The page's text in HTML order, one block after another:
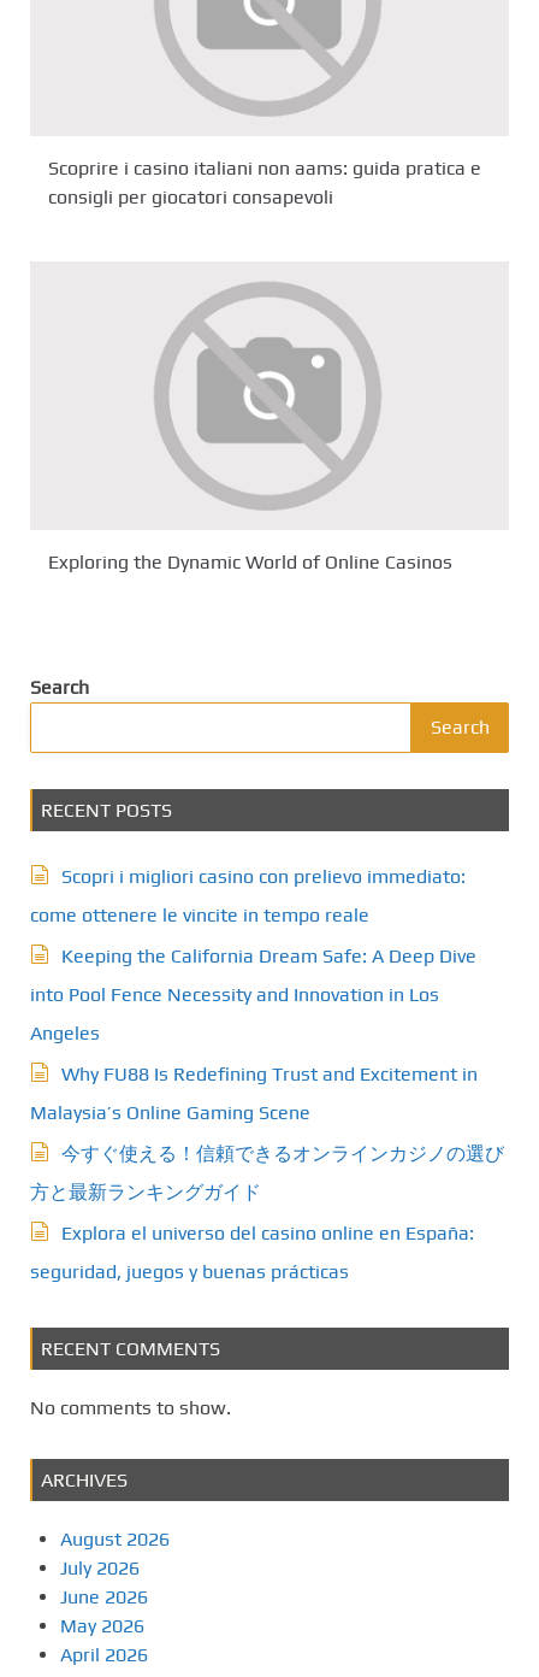
Scoprire i casino italiani non aams: guida pratica e
consigli per giocatori consapevoli
Exploring the Dynamic World of Online Casinos
Search
Search
RECENT POSTS
Scopri i migliori casino con prelievo immediato:
come ottenere le vincite in tempo reale
Keeping the California Dream Safe: A Deep Dive
into Pool Fence Necessity and Innovation in Los
Angeles
Why FU88 Is Redefining Trust and Excitement in
Malaysia’s Online Gaming Scene
今すぐ使える！信頼できるオンラインカジノの選び
方と最新ランキングガイド
Explora el universo del casino online en España:
seguridad, juegos y buenas prácticas
RECENT COMMENTS
No comments to show.
ARCHIVES
August 2026
July 2026
June 2026
May 2026
April 2026